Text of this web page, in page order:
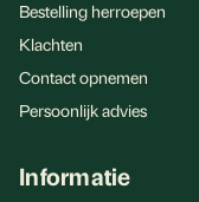
Bestelling herroepen
Klachten
Contact opnemen
Persoonlijk advies
Informatie